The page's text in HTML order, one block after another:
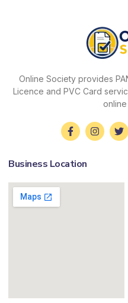
Online Society provides
Licence and PVC Card
Business Location